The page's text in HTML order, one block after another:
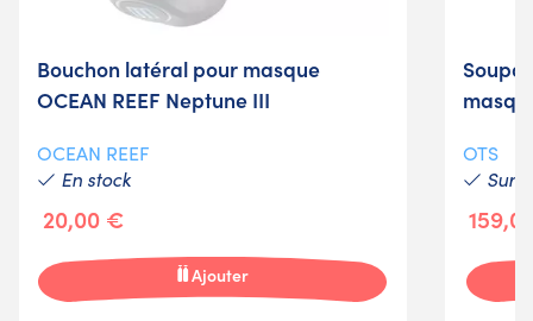
Bouchon latéral pour masque
OCEAN REEF Neptune III
OCEAN REEF
En stock
20,00 €
Ajouter
OTS
Sur